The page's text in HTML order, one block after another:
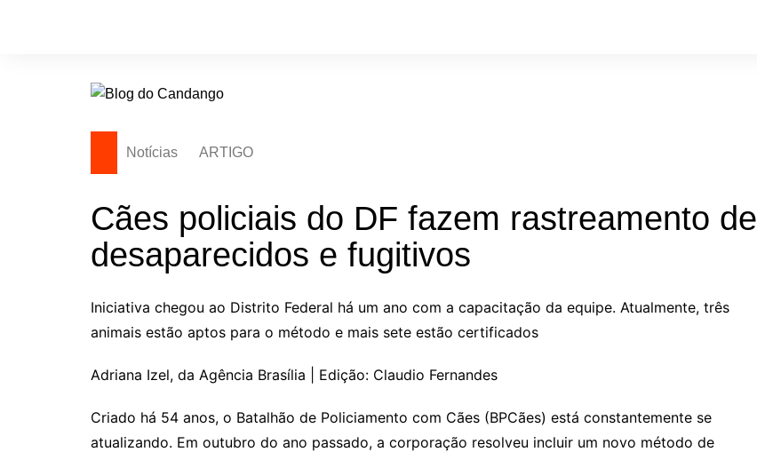
Notícias ARTIGO
Cães policiais do DF fazem rastreamento de
desaparecidos e fugitivos
Iniciativa chegou ao Distrito Federal há um ano com a capacitação da equipe. Atualmente, três
animais estão aptos para o método e mais sete estão certificados
Adriana Izel, da Agência Brasília | Edição: Claudio Fernandes
Criado há 54 anos, o Batalhão de Policiamento com Cães (BPCães) está constantemente se
atualizando. Em outubro do ano passado, a corporação resolveu incluir um novo método de